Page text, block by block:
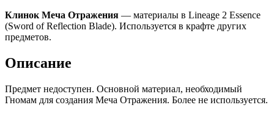
Клинок Меча Отражения — материалы в Lineage 2 Essence
(Sword of Reflection Blade). Используется в крафте других
предметов.
Описание
Предмет недоступен. Основной материал, необходимый
Гномам для создания Меча Отражения. Более не используется.